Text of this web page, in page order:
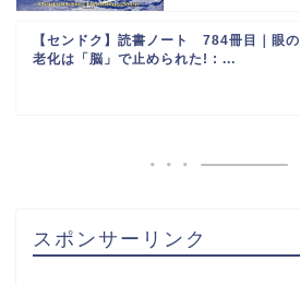
【センドク】読書ノート 784冊目｜眼の
老化は「脳」で止められた! : ...
スポンサーリンク